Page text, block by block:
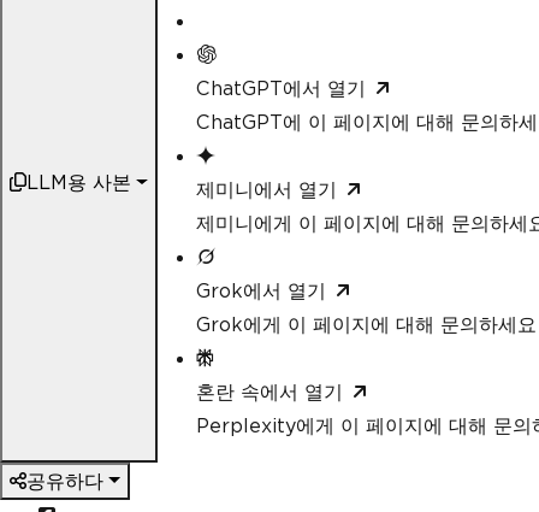
LLM용 사본
ChatGPT에서 열기
ChatGPT에 이 페이지에 대해 문의하
제미니에서 열기
제미니에게 이 페이지에 대해 문의하세
Grok에서 열기
Grok에게 이 페이지에 대해 문의하세요
혼란 속에서 열기
Perplexity에게 이 페이지에 대해 문의
공유하다